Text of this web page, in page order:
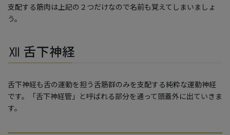
支配する筋肉は上記の２つだけなので名前も覚えてしまいましょ
う。
Ⅻ 舌下神経
舌下神経も舌の運動を担う舌筋群のみを支配する純粋な運動神経
です。「舌下神経管」と呼ばれる部分を通って頭蓋外に出ていきま
す。